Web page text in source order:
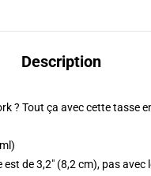
Description
? Tout ça avec cette tasse
est de 3,2" (8,2 cm), pas avec